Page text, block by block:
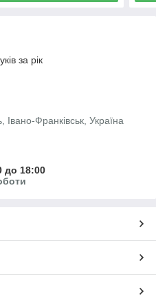
за рік
Івано-Франківськ, Україна
до 18:00